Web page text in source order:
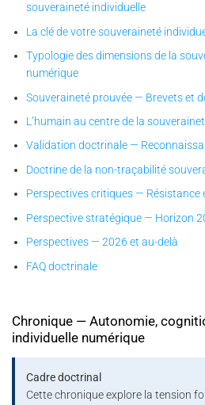
souveraineté individuelle
La clé de votre souveraineté
Typologie des dimensions de la
numérique
Souveraineté prouvée — Brevets et
L’humain au centre de la
Validation doctrinale —
Doctrine de la non-traçabilité
Perspectives critiques —
Perspective stratégique — Horizon
Perspectives — 2026 et au-delà
FAQ doctrinale
Chronique — Autonomie,
individuelle numérique
Cadre doctrinal
Cette chronique explore la tension